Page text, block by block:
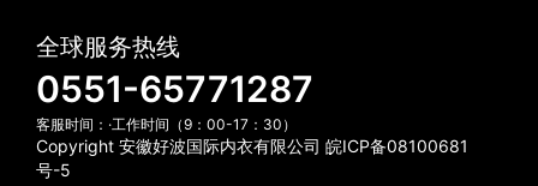
全球服务热线
0551-65771287
客服时间：·工作时间（9：00-17：30）
Copyright 安徽好波国际内衣有限公司 皖ICP备08100681
号-5